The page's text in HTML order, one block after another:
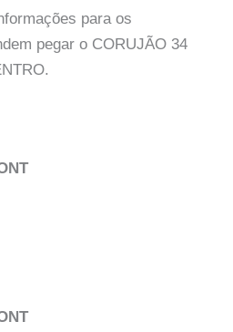
para os
pegar o CORUJÃO 34